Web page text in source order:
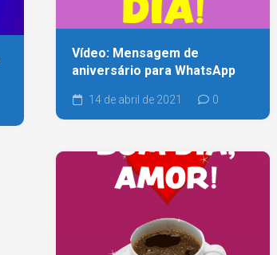
Vídeo: Mensagem de
aniversário para WhatsApp
14 de abril de 2021 0